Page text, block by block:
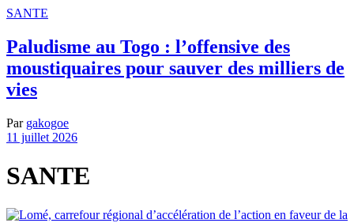
SANTE
Paludisme au Togo : l’offensive des
moustiquaires pour sauver des milliers de
vies
Par gakogoe
11 juillet 2026
SANTE